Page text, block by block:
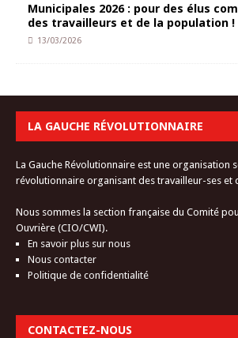
Municipales 2026 : pour des élus
des travailleurs et de la population !
13/03/2026
LA GAUCHE RÉVOLUTIONNAIRE
La Gauche Révolutionnaire est une organisation
révolutionnaire organisant des travailleur-ses et
Nous sommes la section française du Comité
Ouvrière (CIO/CWI).
En savoir plus sur nous
Nous contacter
Politique de confidentialité
CONTACTEZ-NOUS